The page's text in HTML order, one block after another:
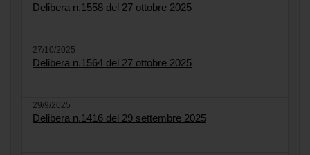
Delibera n.1558 del 27 ottobre 2025
27/10/2025
Delibera n.1564 del 27 ottobre 2025
29/9/2025
Delibera n.1416 del 29 settembre 2025